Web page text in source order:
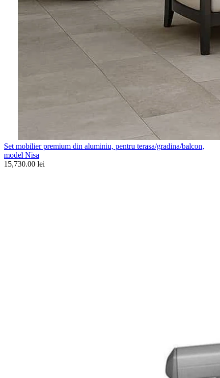
Set mobilier premium din aluminiu, pentru terasa/gradina/balcon,
model Nisa
15,730.00 lei